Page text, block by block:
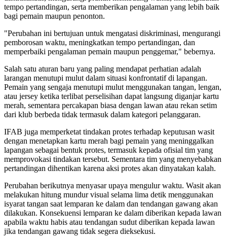
tempo pertandingan, serta memberikan pengalaman yang lebih baik
bagi pemain maupun penonton.
"Perubahan ini bertujuan untuk mengatasi diskriminasi, mengurangi
pemborosan waktu, meningkatkan tempo pertandingan, dan
memperbaiki pengalaman pemain maupun penggemar," bebernya.
Salah satu aturan baru yang paling mendapat perhatian adalah
larangan menutupi mulut dalam situasi konfrontatif di lapangan.
Pemain yang sengaja menutupi mulut menggunakan tangan, lengan,
atau jersey ketika terlibat perselisihan dapat langsung diganjar kartu
merah, sementara percakapan biasa dengan lawan atau rekan setim
dari klub berbeda tidak termasuk dalam kategori pelanggaran.
IFAB juga memperketat tindakan protes terhadap keputusan wasit
dengan menetapkan kartu merah bagi pemain yang meninggalkan
lapangan sebagai bentuk protes, termasuk kepada ofisial tim yang
memprovokasi tindakan tersebut. Sementara tim yang menyebabkan
pertandingan dihentikan karena aksi protes akan dinyatakan kalah.
Perubahan berikutnya menyasar upaya mengulur waktu. Wasit akan
melakukan hitung mundur visual selama lima detik menggunakan
isyarat tangan saat lemparan ke dalam dan tendangan gawang akan
dilakukan. Konsekuensi lemparan ke dalam diberikan kepada lawan
apabila waktu habis atau tendangan sudut diberikan kepada lawan
jika tendangan gawang tidak segera dieksekusi.